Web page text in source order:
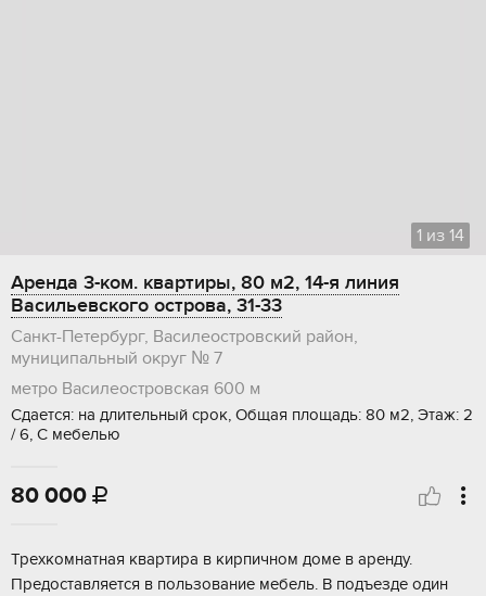
1 из 14
Аренда 3-ком. квартиры, 80 м2, 14-я линия
Васильевского острова, 31-33
Санкт-Петербург, Василеостровский район,
муниципальный округ № 7
метро Василеостровская 600 м
Сдается: на длительный срок, Общая площадь: 80 м2, Этаж: 2
/ 6, С мебелью
80 000 
Трехкомнатная квартира в кирпичном доме в аренду.
Предоставляется в пользование мебель. В подъезде один